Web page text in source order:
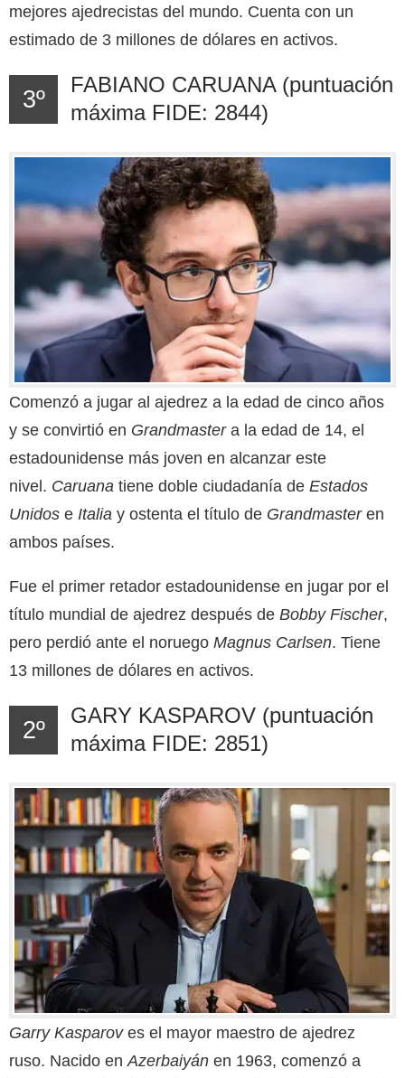
mejores ajedrecistas del mundo. Cuenta con un
estimado de 3 millones de dólares en activos.
3º
FABIANO CARUANA (puntuación
máxima FIDE: 2844)
Comenzó a jugar al ajedrez a la edad de cinco años
y se convirtió en Grandmastera la edad de 14, el
estadounidense más joven en alcanzar este
nivel. Caruana tiene doble ciudadanía de Estados
Unidos e Italia y ostenta el título de Grandmasteren
ambos países.
Fue el primer retador estadounidense en jugar por el
título mundial de ajedrez después de Bobby Fischer,
pero perdió ante el noruego Magnus Carlsen. Tiene
13 millones de dólares en activos.
2º
GARY KASPAROV (puntuación
máxima FIDE: 2851)
Garry Kasparoves el mayor maestro de ajedrez
ruso. Nacido en Azerbaiyán en 1963, comenzó a